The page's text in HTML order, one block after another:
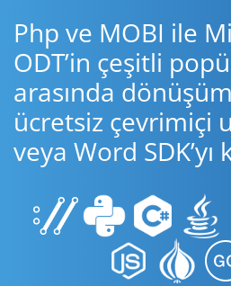
Php ve MOBI ile
ODT’in çeşitli
arasında
ücretsiz çevrimiçi
veya Word SDK’yı